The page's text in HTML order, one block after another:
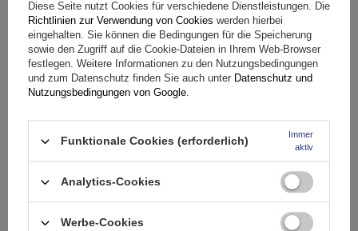
Ihr Produktfoto hinzufügen:
Ihr Vorname
Ihre E-Mail-Adresse
Diese Seite nutzt Cookies für verschiedene Dienstleistungen. Die
Richtlinien zur Verwendung von Cookies werden hierbei
eingehalten. Sie können die Bedingungen für die Speicherung
sowie den Zugriff auf die Cookie-Dateien in Ihrem Web-Browser
festlegen. Weitere Informationen zu den Nutzungsbedingungen
und zum Datenschutz finden Sie auch unter Datenschutz und
Nutzungsbedingungen von Google.
Funktionale Cookies (erforderlich)
Immer
aktiv
Analytics-Cookies
Werbe-Cookies